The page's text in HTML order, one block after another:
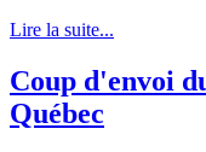
Lire la suite...
Coup d'envoi
Québec